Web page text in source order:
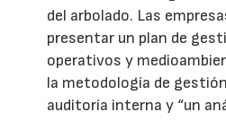
del arbolado. Las
presentar un plan de
operativos y
la metodología de
auditoría interna y “un